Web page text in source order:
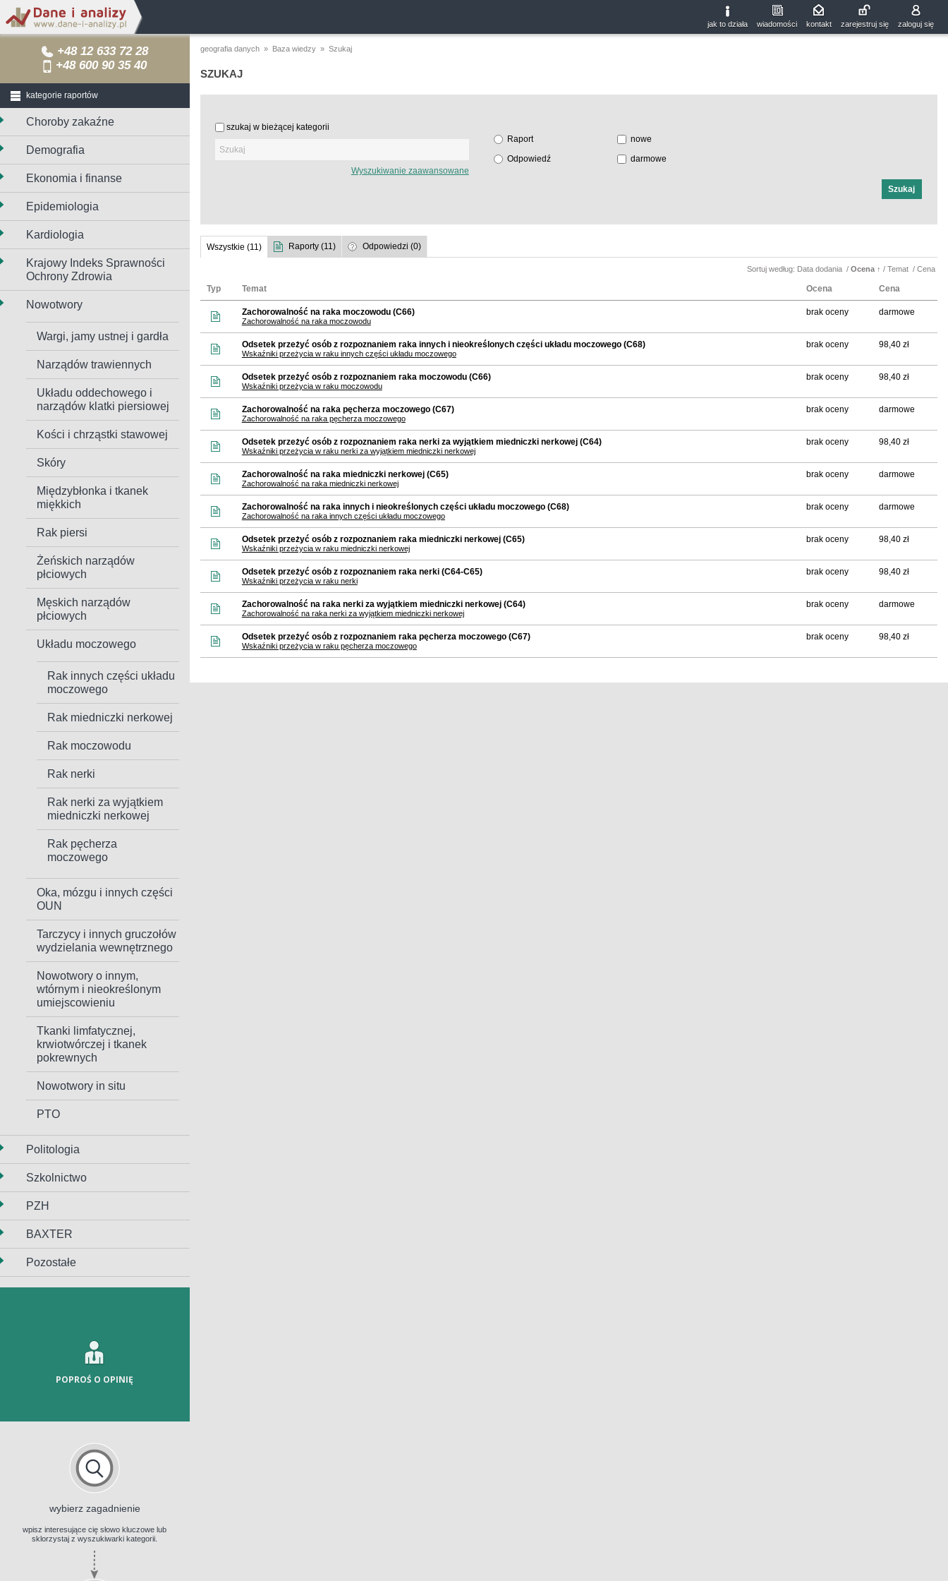
jak to działa wiadomości kontakt zarejestruj się zaloguj się
+48 12 633 72 28
+48 600 90 35 40
kategorie raportów
Choroby zakaźne
Demografia
Ekonomia i finanse
Epidemiologia
Kardiologia
Krajowy Indeks Sprawności
Ochrony Zdrowia
Nowotwory
Wargi, jamy ustnej i gardła
Narządów trawiennych
Układu oddechowego i
narządów klatki piersiowej
Kości i chrząstki stawowej
Skóry
Międzybłonka i tkanek
miękkich
Rak piersi
Żeńskich narządów
płciowych
Męskich narządów
płciowych
Układu moczowego
Rak innych części układu
moczowego
Rak miedniczki nerkowej
Rak moczowodu
Rak nerki
Rak nerki za wyjątkiem
miedniczki nerkowej
Rak pęcherza
moczowego
Oka, mózgu i innych części
OUN
Tarczycy i innych gruczołów
wydzielania wewnętrznego
Nowotwory o innym,
wtórnym i nieokreślonym
umiejscowieniu
Tkanki limfatycznej,
krwiotwórczej i tkanek
pokrewnych
Nowotwory in situ
PTO
Politologia
Szkolnictwo
PZH
BAXTER
Pozostałe
POPROŚ O OPINIĘ
wybierz zagadnienie
wpisz interesujące cię słowo kluczowe lub
sklorzystaj z wyszukiwarki kategorii.
geografia danych» Baza wiedzy» Szukaj
SZUKAJ
szukaj w bieżącej kategorii
Wyszukiwanie zaawansowane
Raport
Odpowiedź
nowe
darmowe
Wszystkie (11) Raporty (11) Odpowiedzi (0)
Sortuj według: Data dodania / Ocena↑ / Temat / Cena
Typ Temat Ocena Cena
Zachorowalność na raka moczowodu (C66)
Zachorowalność na raka moczowodu
brak oceny darmowe
Odsetek przeżyć osób z rozpoznaniem raka innych i nieokreślonych części układu moczowego (C68)
Wskaźniki przeżycia w raku innych części układu moczowego
brak oceny 98,40 zł
Odsetek przeżyć osób z rozpoznaniem raka moczowodu (C66)
Wskaźniki przeżycia w raku moczowodu
brak oceny 98,40 zł
Zachorowalność na raka pęcherza moczowego (C67)
Zachorowalność na raka pęcherza moczowego
brak oceny darmowe
Odsetek przeżyć osób z rozpoznaniem raka nerki za wyjątkiem miedniczki nerkowej (C64)
Wskaźniki przeżycia w raku nerki za wyjątkiem miedniczki nerkowej
brak oceny 98,40 zł
Zachorowalność na raka miedniczki nerkowej (C65)
Zachorowalność na raka miedniczki nerkowej
brak oceny darmowe
Zachorowalność na raka innych i nieokreślonych części układu moczowego (C68)
Zachorowalność na raka innych części układu moczowego
brak oceny darmowe
Odsetek przeżyć osób z rozpoznaniem raka miedniczki nerkowej (C65)
Wskaźniki przeżycia w raku miedniczki nerkowej
brak oceny 98,40 zł
Odsetek przeżyć osób z rozpoznaniem raka nerki (C64-C65)
Wskaźniki przeżycia w raku nerki
brak oceny 98,40 zł
Zachorowalność na raka nerki za wyjątkiem miedniczki nerkowej (C64)
Zachorowalność na raka nerki za wyjątkiem miedniczki nerkowej
brak oceny darmowe
Odsetek przeżyć osób z rozpoznaniem raka pęcherza moczowego (C67)
Wskaźniki przeżycia w raku pęcherza moczowego
brak oceny 98,40 zł